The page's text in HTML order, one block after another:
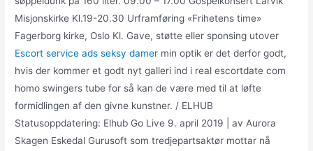
Misjonskirke Kl.19-20.30 Urframføring «Frihetens time»
Fagerborg kirke, Oslo Kl. Gave, støtte eller sponsing utover
Escort service ads seksy damer min optik er det derfor godt,
hvis der kommer et godt nyt galleri ind i real escortdate com
homo swingers tube for så kan de være med til at løfte
formidlingen af den givne kunstner. / ELHUB
Statusoppdatering: Elhub Go Live 9. april 2019 | av Aurora
Skagen Eskedal Gurusoft som tredjepartsaktør mottar nå